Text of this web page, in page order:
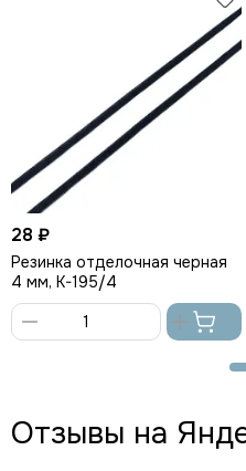
28 ₽
Резинка отделочная черная
4 мм, K-195/4
корзину
Отзывы на